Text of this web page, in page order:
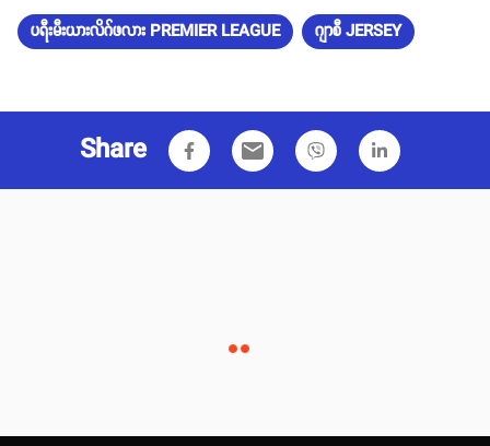
ပရီးမီးယားလိဂ်ဖလား PREMIER LEAGUE ဂျာစီ JERSEY
Share email